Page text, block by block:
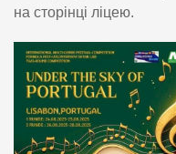
на сторінці ліцею.